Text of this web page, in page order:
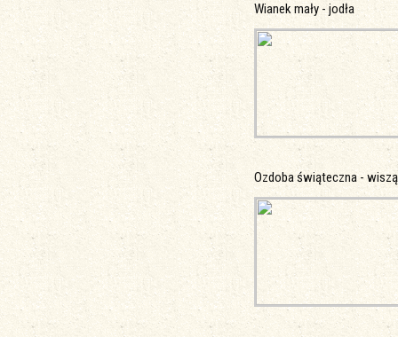
Wianek mały - jodła
Ozdoba świąteczna -